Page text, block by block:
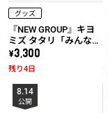
グッズ
『NEW GROUP』キヨ
ミズ タタリ「みんな騙
されちゃダメだ！」T
シャツ
\3,300
残り4日
8.14
公開